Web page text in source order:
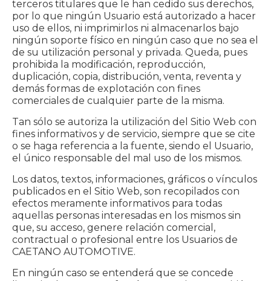
terceros titulares que le han cedido sus derechos,
por lo que ningún Usuario está autorizado a hacer
uso de ellos, ni imprimirlos ni almacenarlos bajo
ningún soporte físico en ningún caso que no sea el
de su utilización personal y privada. Queda, pues
prohibida la modificación, reproducción,
duplicación, copia, distribución, venta, reventa y
demás formas de explotación con fines
comerciales de cualquier parte de la misma.
Tan sólo se autoriza la utilización del Sitio Web con
fines informativos y de servicio, siempre que se cite
o se haga referencia a la fuente, siendo el Usuario,
el único responsable del mal uso de los mismos.
Los datos, textos, informaciones, gráficos o vínculos
publicados en el Sitio Web, son recopilados con
efectos meramente informativos para todas
aquellas personas interesadas en los mismos sin
que, su acceso, genere relación comercial,
contractual o profesional entre los Usuarios de
CAETANO AUTOMOTIVE.
En ningún caso se entenderá que se concede